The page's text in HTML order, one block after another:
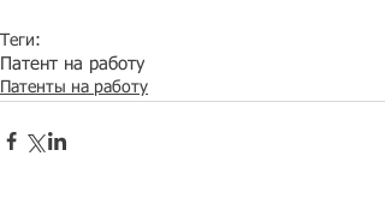
Теги:
Патент на работу
Патенты на работу